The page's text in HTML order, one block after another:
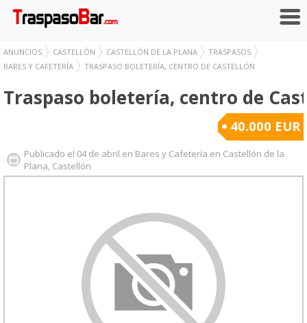
ANUNCIOS CASTELLÓN CASTELLÓN DE LA PLANA
TRASPASOS
BARES Y CAFETERÍA
TRASPASO BOLETERÍA, CENTRO DE CASTELLÓN
Traspaso boletería, centro de
40.000 EUR
Publicado el 04 de abril en Bares y Cafetería en Castellón de la
Plana, Castellón